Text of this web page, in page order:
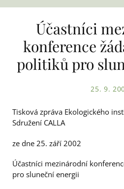
Účastníci
konference
politiků pro
25. 9.
Tisková zpráva Ekologického
Sdružení CALLA
ze dne 25. září 2002
Účastníci mezinárodní
pro sluneční energii